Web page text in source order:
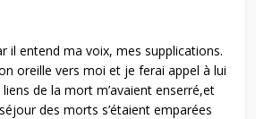
il entend ma voix, mes supplications.
oreille vers moi et je ferai appel à lui
de la mort m’avaient enserré,et
des morts s’étaient emparées